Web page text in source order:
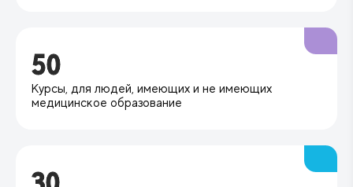
50
Курсы, для людей, имеющих и не имеющих
медицинское образование